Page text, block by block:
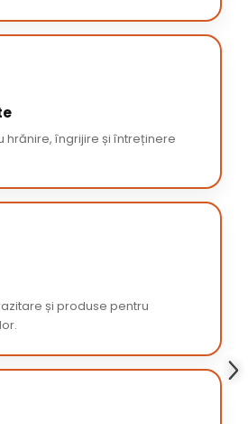
hrănire, îngrijire și întreținere
și produse pentru